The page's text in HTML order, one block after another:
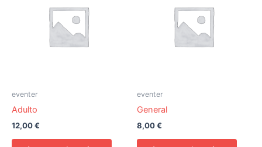
eventer
Adulto
12,00€
eventer
General
8,00€